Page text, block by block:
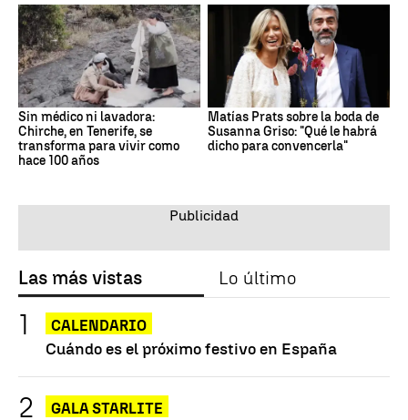
Sin médico ni lavadora:
Chirche, en Tenerife, se
transforma para vivir como
hace 100 años
Matías Prats sobre la boda de
Susanna Griso: "Qué le habrá
dicho para convencerla"
Las más vistas Lo último
CALENDARIO
Cuándo es el próximo festivo en España
GALA STARLITE